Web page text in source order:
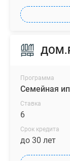
Программа
Семейная
Ставка
6
Срок кредита
до 30 лет